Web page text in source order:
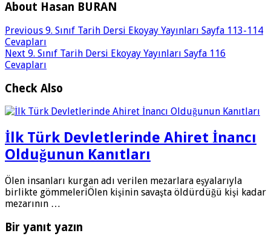
About Hasan BURAN
Previous 9. Sınıf Tarih Dersi Ekoyay Yayınları Sayfa 113-114
Cevapları
Next 9. Sınıf Tarih Dersi Ekoyay Yayınları Sayfa 116
Cevapları
Check Also
İlk Türk Devletlerinde Ahiret İnancı
Olduğunun Kanıtları
Ölen insanları kurgan adı verilen mezarlara eşyalarıyla
birlikte gömmeleriÖlen kişinin savaşta öldürdüğü kişi kadar
mezarının …
Bir yanıt yazın